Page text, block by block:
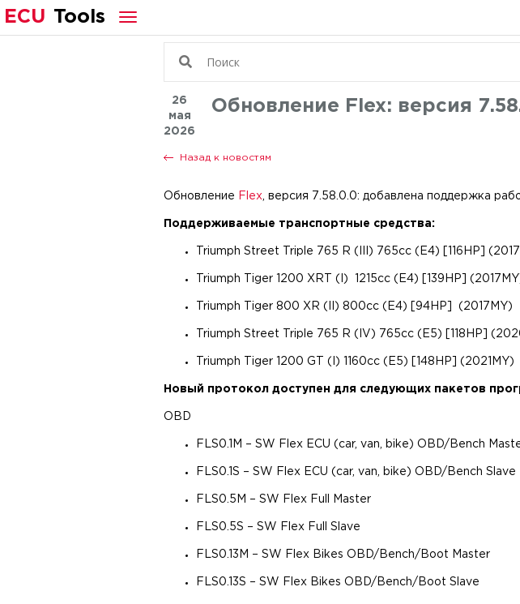
ECU Tools
26
мая
2026
Обновление Flex: версия
Назад к новостям
Обновление Flex , версия 7.58.0.0: добавлена ​​поддержка
Поддерживаемые транспортные средства:
Triumph Street Triple 765 R (III) 765cc (E4) [116HP]
Triumph Tiger 1200 XRT (I) 1215cc (E4) [139HP]
Triumph Tiger 800 XR (II) 800cc (E4) [94HP] (2017MY)
Triumph Street Triple 765 R (IV) 765cc (E5) [118HP]
Triumph Tiger 1200 GT (I) 1160cc (E5) [148HP] (2021MY)
Новый протокол доступен для следующих пакетов
OBD
FLS0.1M – SW Flex ECU (car, van, bike) OBD/Bench
FLS0.1S – SW Flex ECU (car, van, bike) OBD/Bench Slave
FLS0.5M – SW Flex Full Master
FLS0.5S – SW Flex Full Slave
FLS0.13M – SW Flex Bikes OBD/Bench/Boot Master
FLS0.13S – SW Flex Bikes OBD/Bench/Boot Slave